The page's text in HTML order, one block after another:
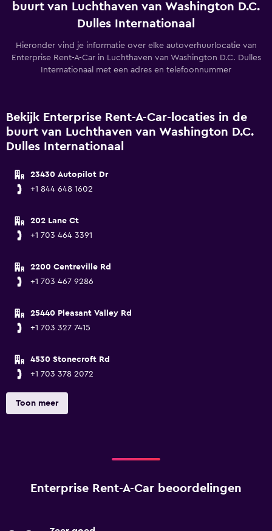
buurt van Luchthaven van Washington D.C.
Dulles Internationaal
Hieronder vind je informatie over elke autoverhuurlocatie van
Enterprise Rent-A-Car in Luchthaven van Washington D.C. Dulles
Internationaal met een adres en telefoonnummer
Bekijk Enterprise Rent-A-Car-locaties in de
buurt van Luchthaven van Washington D.C.
Dulles Internationaal
23430 Autopilot Dr
+1 844 648 1602
202 Lane Ct
+1 703 464 3391
2200 Centreville Rd
+1 703 467 9286
25440 Pleasant Valley Rd
+1 703 327 7415
4530 Stonecroft Rd
+1 703 378 2072
Toon meer
Enterprise Rent-A-Car beoordelingen